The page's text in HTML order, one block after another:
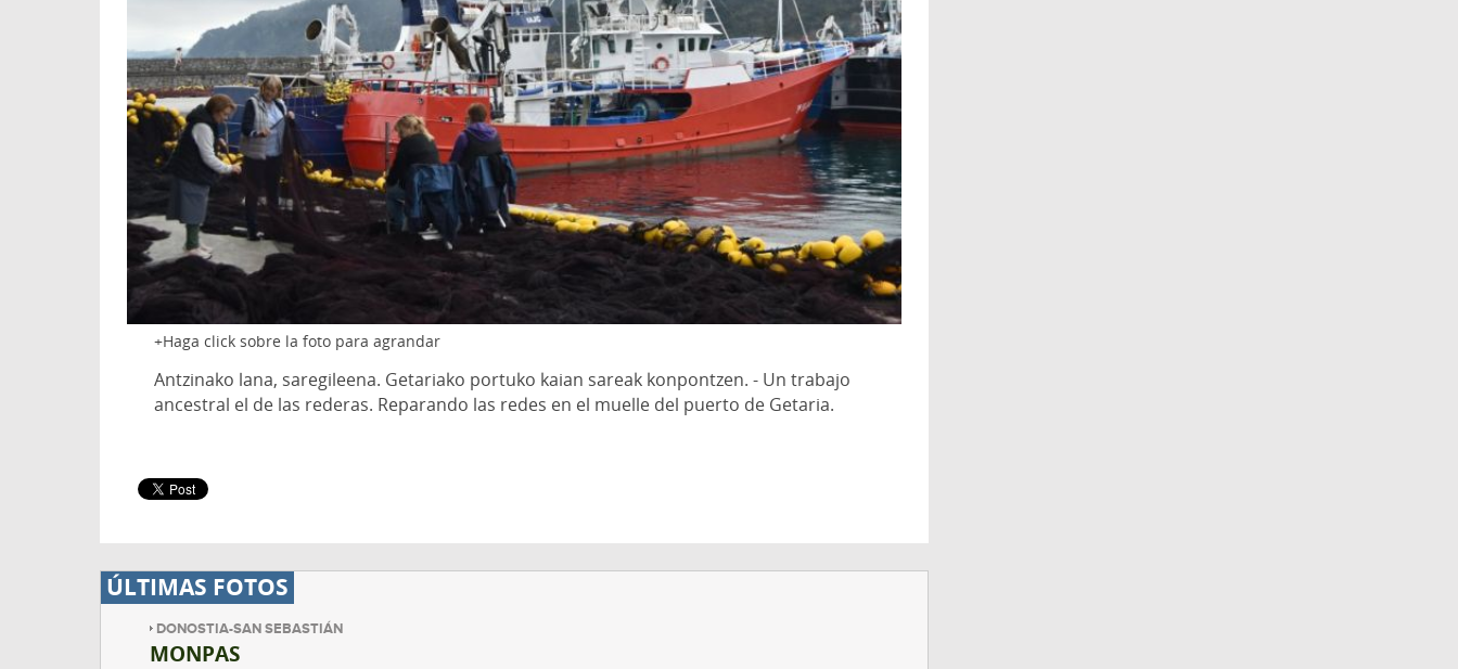
Haga click sobre la foto para agrandar
Antzinako lana, saregileena. Getariako portuko kaian sareak konpontzen. - Un trabajo
ancestral el de las rederas. Reparando las redes en el muelle del puerto de Getaria.
ÚLTIMAS FOTOS
DONOSTIA-SAN SEBASTIÁN
MONPAS